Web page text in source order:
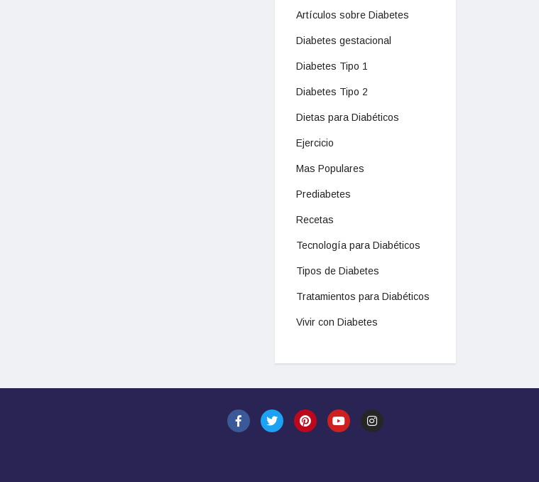
Artículos sobre Diabetes
Diabetes gestacional
Diabetes Tipo 1
Diabetes Tipo 2
Dietas para Diabéticos
Ejercicio
Mas Populares
Prediabetes
Recetas
Tecnología para Diabéticos
Tipos de Diabetes
Tratamientos para Diabéticos
Vivir con Diabetes